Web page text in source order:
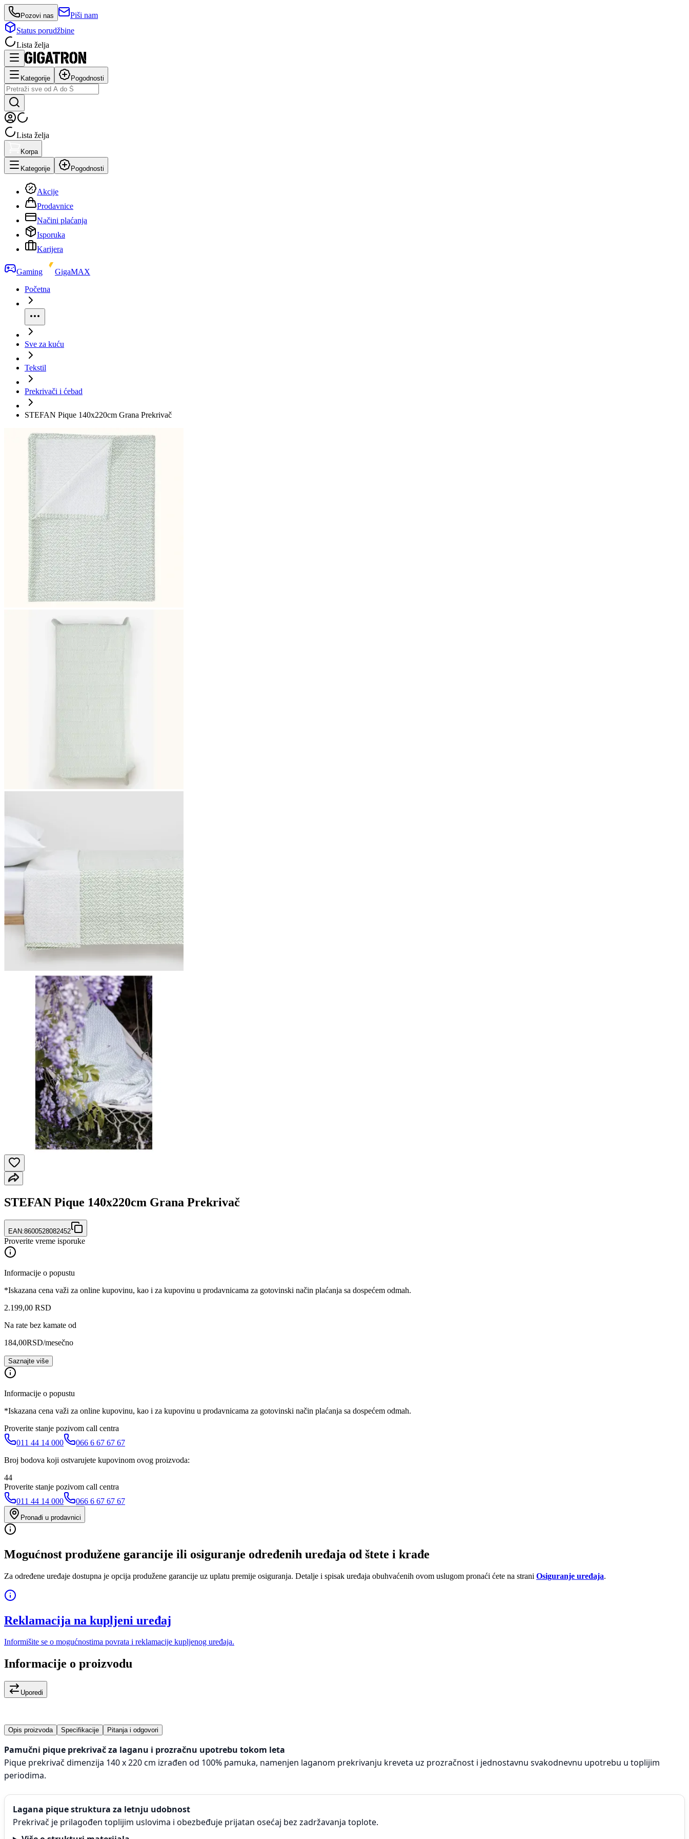
Pozovi nas
Piši nam
Status porudžbine
Lista želja
Kategorije Pogodnosti
Lista želja
Korpa
Kategorije Pogodnosti
Akcije
Prodavnice
Načini plaćanja
Isporuka
Karijera
Gaming
GigaMAX
Početna
Sve za kuću
Tekstil
Prekrivači i ćebad
STEFAN Pique 140x220cm Grana Prekrivač
STEFAN Pique 140x220cm Grana Prekrivač
EAN:8600528082452
Proverite vreme isporuke
Informacije o popustu
*Iskazana cena važi za online kupovinu, kao i za kupovinu u prodavnicama za gotovinski način plaćanja sa dospećem odmah.
2.199,00 RSD
Na rate bez kamate od
184,00RSD/mesečno
Saznajte više
Informacije o popustu
*Iskazana cena važi za online kupovinu, kao i za kupovinu u prodavnicama za gotovinski način plaćanja sa dospećem odmah.
Proverite stanje pozivom call centra
011 44 14 000
066 6 67 67 67
Broj bodova koji ostvarujete kupovinom ovog proizvoda:
44
Proverite stanje pozivom call centra
011 44 14 000
066 6 67 67 67
Pronađi u prodavnici
Mogućnost produžene garancije ili osiguranje određenih uređaja od štete i krađe
Za određene uređaje dostupna je opcija produžene garancije uz uplatu premije osiguranja. Detalje i spisak uređaja obuhvaćenih ovom uslugom pronaći ćete na strani Osiguranje uređaja.
Reklamacija na kupljeni uređaj
Informišite se o mogućnostima povrata i reklamacije kupljenog uređaja.
Informacije o proizvodu
Uporedi
Opis proizvoda Specifikacije Pitanja i odgovori
Pamučni pique prekrivač za laganu i prozračnu upotrebu tokom leta
Pique prekrivač dimenzija 140 x 220 cm izrađen od 100% pamuka, namenjen laganom prekrivanju kreveta uz prozračnost i jednostavnu svakodnevnu upotrebu u toplijim
periodima.
Lagana pique struktura za letnju udobnost
Prekrivač je prilagođen toplijim uslovima i obezbeđuje prijatan osećaj bez zadržavanja toplote.